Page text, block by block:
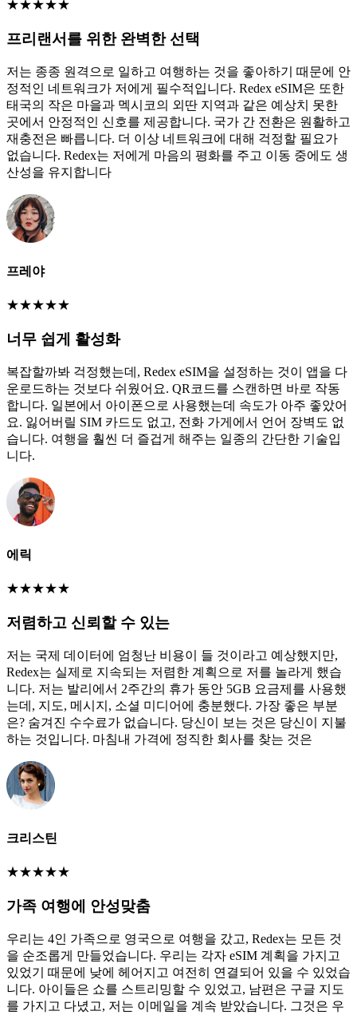
★★★★★
프리랜서를 위한 완벽한 선택
저는 종종 원격으로 일하고 여행하는 것을 좋아하기 때문에 안
정적인 네트워크가 저에게 필수적입니다. Redex eSIM은 또한
태국의 작은 마을과 멕시코의 외딴 지역과 같은 예상치 못한
곳에서 안정적인 신호를 제공합니다. 국가 간 전환은 원활하고
재충전은 빠릅니다. 더 이상 네트워크에 대해 걱정할 필요가
없습니다. Redex는 저에게 마음의 평화를 주고 이동 중에도 생
산성을 유지합니다
프레야
★★★★★
너무 쉽게 활성화
복잡할까봐 걱정했는데, Redex eSIM을 설정하는 것이 앱을 다
운로드하는 것보다 쉬웠어요. QR코드를 스캔하면 바로 작동
합니다. 일본에서 아이폰으로 사용했는데 속도가 아주 좋았어
요. 잃어버릴 SIM 카드도 없고, 전화 가게에서 언어 장벽도 없
습니다. 여행을 훨씬 더 즐겁게 해주는 일종의 간단한 기술입
니다.
에릭
★★★★★
저렴하고 신뢰할 수 있는
저는 국제 데이터에 엄청난 비용이 들 것이라고 예상했지만,
Redex는 실제로 지속되는 저렴한 계획으로 저를 놀라게 했습
니다. 저는 발리에서 2주간의 휴가 동안 5GB 요금제를 사용했
는데, 지도, 메시지, 소셜 미디어에 충분했다. 가장 좋은 부분
은? 숨겨진 수수료가 없습니다. 당신이 보는 것은 당신이 지불
하는 것입니다. 마침내 가격에 정직한 회사를 찾는 것은
크리스틴
★★★★★
가족 여행에 안성맞춤
우리는 4인 가족으로 영국으로 여행을 갔고, Redex는 모든 것
을 순조롭게 만들었습니다. 우리는 각자 eSIM 계획을 가지고
있었기 때문에 낮에 헤어지고 여전히 연결되어 있을 수 있었습
니다. 아이들은 쇼를 스트리밍할 수 있었고, 남편은 구글 지도
를 가지고 다녔고, 저는 이메일을 계속 받았습니다. 그것은 우